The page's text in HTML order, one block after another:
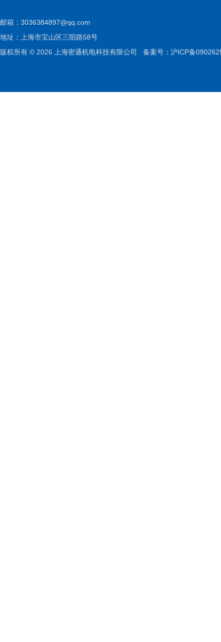
邮箱： 3036384897@qq.com
地址：上海市宝山区三阳路58号
版权所有 © 2026 上海密通机电科技有限公司 备案号：沪ICP备